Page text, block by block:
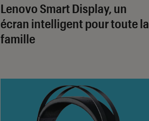
Lenovo Smart Display, un
écran intelligent pour toute la
famille